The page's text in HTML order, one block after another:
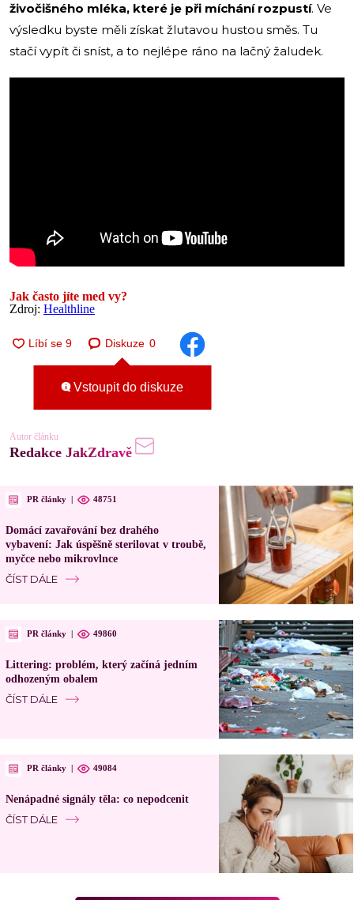
živočišného mléka, které je při míchání rozpustí. Ve
výsledku byste měli získat žlutavou hustou směs. Tu
stačí vypít či sníst, a to nejlépe ráno na lačný žaludek.
Jak často jíte med vy?
Zdroj: Healthline
Diskuze 0
Vstoupit do diskuze
Autor článku
Redakce JakZdravě
PR články | 48751
Domácí zavařování bez drahého
vybavení: Jak úspěšně sterilovat v troubě,
myčce nebo mikrovlnce
ČÍST DÁLE
PR články | 49860
Littering: problém, který začíná jedním
odhozeným obalem
ČÍST DÁLE
PR články | 49084
Nenápadné signály těla: co nepodcenit
ČÍST DÁLE